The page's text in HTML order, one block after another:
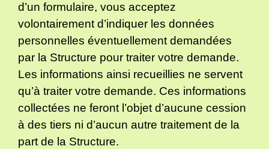
d’un formulaire, vous acceptez
volontairement d’indiquer les données
personnelles éventuellement demandées
par la Structure pour traiter votre demande.
Les informations ainsi recueillies ne servent
qu’à traiter votre demande. Ces informations
collectées ne feront l’objet d’aucune cession
à des tiers ni d’aucun autre traitement de la
part de la Structure.